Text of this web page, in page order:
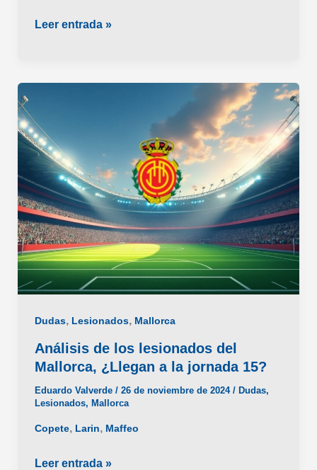
Los
fantasy
Leer entrada »
Dudas, Lesionados, Mallorca
Análisis de los lesionados del
Mallorca, ¿Llegan a la jornada 15?
Eduardo Valverde / 26 de noviembre de 2024 / Dudas,
Lesionados, Mallorca
Copete, Larin, Maffeo
Análisis
Leer entrada »